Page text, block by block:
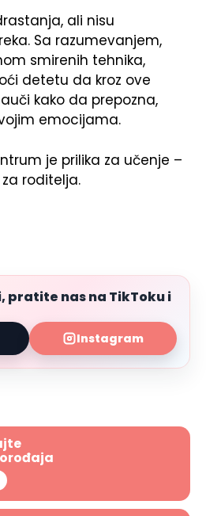
ali nisu
Sa razumevanjem,
smirenih tehnika,
detetu da kroz ove
kako da prepozna,
emocijama.
je prilika za učenje –
roditelja.
pratite nas na TikToku i
Instagram